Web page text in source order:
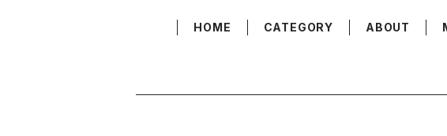
HOME CATEGORY ABOUT